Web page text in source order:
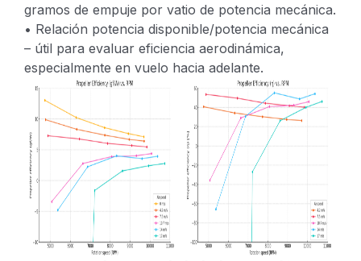
gramos de empuje por vatio de potencia mecánica.
• Relación potencia disponible/potencia mecánica
– útil para evaluar eficiencia aerodinámica,
especialmente en vuelo hacia adelante.